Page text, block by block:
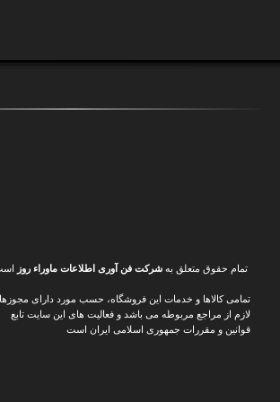
تمام حقوق متعلق بهشرکت فن آوری اطلاعات ماوراء روز
تمامی کالاها و خدمات این فروشگاه، حسب مورد دارای
لازم از مراجع مربوطه می باشد و فعالیت های این سایت تابع
قوانین و مقررات جمهوری اسلامی ایران است